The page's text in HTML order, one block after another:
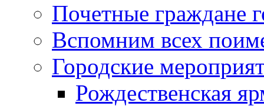
Почетные граждане
Вспомним всех
Городские
Рождественская